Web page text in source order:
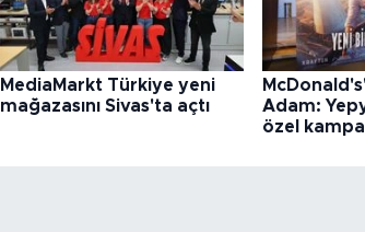
MediaMarkt Türkiye yeni
mağazasını Sivas'ta açtı
Adam:
özel